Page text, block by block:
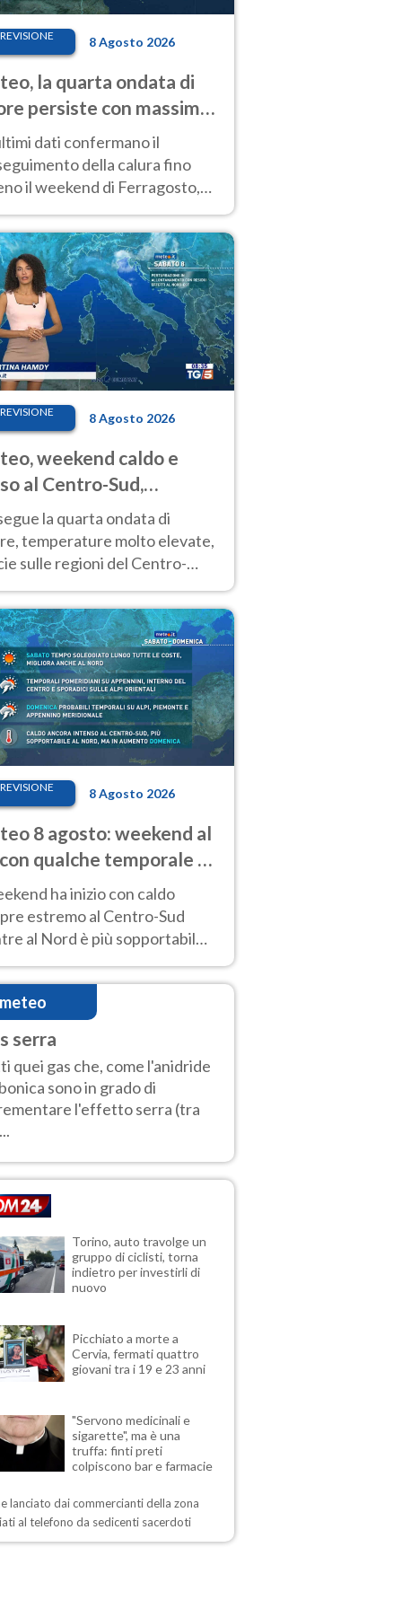
8 Agosto 2026
la quarta ondata di
persiste con massime
molto elevate
dati confermano il
della calura fino
il weekend di Ferragosto,
prossima
8 Agosto 2026
weekend caldo e
al Centro-Sud,
sui rilievi
la quarta ondata di
temperature molto elevate,
sulle regioni del Centro-
montuose
8 Agosto 2026
8 agosto: weekend al
qualche temporale e
estremo al Centro-Sud
ha inizio con caldo
estremo al Centro-Sud
al Nord è più sopportabile
domenica 9. Temporali di
sui rilievi.
serra
quei gas che, come l'anidride
sono in grado di
l'effetto serra (tra
Torino, auto travolge un
gruppo di ciclisti, torna
indietro per investirli di
nuovo
Picchiato a morte a
Cervia, fermati quattro
giovani tra i 19 e 23 anni
"Servono medicinali e
sigarette", ma è una
truffa: finti preti
colpiscono bar e farmacie
lanciato dai commercianti della zona
al telefono da sedicenti sacerdoti